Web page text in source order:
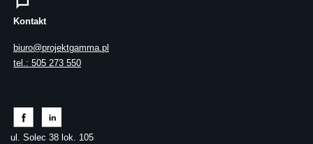
Kontakt
biuro@projektgamma.pl
tel.: 505 273 550
ul. Solec 38 lok. 105